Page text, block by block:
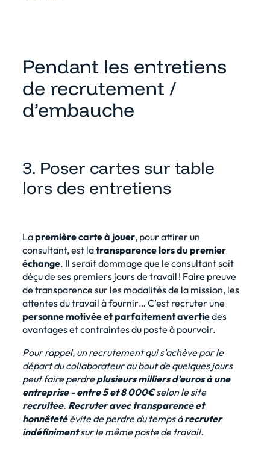
Pendant les entretiens
de recrutement /
d’embauche
3. Poser cartes sur table
lors des entretiens
Lapremière carte à jouer, pour attirer un
consultant, est latransparence lors du premier
échange. Il serait dommage que le consultant soit
déçu de ses premiers jours de travail ! Faire preuve
de transparence sur les modalités de la mission, les
attentes du travail à fournir… C’est recruter une
personne motivée et parfaitement avertiedes
avantages et contraintes du poste à pourvoir.
Pour rappel, un recrutement qui s'achève par le
départ du collaborateur au bout de quelques jours
peut faire perdreplusieurs milliers d’euros à une
entreprise - entre 5 et 8 000€selon le site
recruitee. Recruter avec transparence et
honnêtetéévite de perdre du temps àrecruter
indéfinimentsur le même poste de travail.